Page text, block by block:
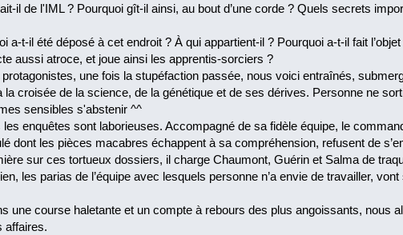
il de l'IML ? Pourquoi gît-il ainsi, au bout d’une corde ? Quels secrets
t-il été déposé à cet endroit ? À qui appartient-il ? Pourquoi a-t-il fait l’objet
aussi atroce, et joue ainsi les apprentis-sorciers ?
une fois la stupéfaction passée, nous voici entraînés,
la croisée de la science, de la génétique et de ses dérives. Personne ne
sensibles s'abstenir ^^
enquêtes sont laborieuses. Accompagné de sa fidèle équipe, le
dont les pièces macabres échappent à sa compréhension, refusent de
sur ces tortueux dossiers, il charge Chaumont, Guérin et Salma de
les parias de l’équipe avec lesquels personne n’a envie de travailler, vont
une course haletante et un compte à rebours des plus angoissants, nous
affaires.